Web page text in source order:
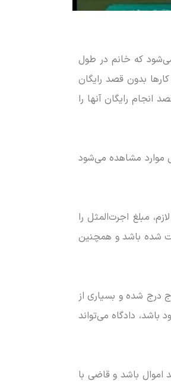
می‌شود که خانم در طول
بدون قصد رایگان
انجام رایگان آنها را
موارد مشاهده می‌شود
مبلغ اجرت‌المثل را
شده باشد و همچنین
درج شده و بسیاری از
دادگاه می‌تواند
اموال باشد و قاضی با